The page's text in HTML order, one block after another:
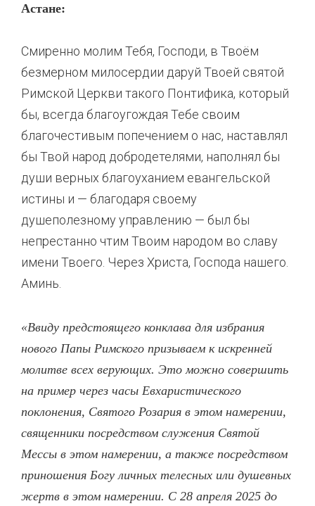
Астане:
Смиренно молим Тебя, Господи, в Твоём
безмерном милосердии даруй Твоей святой
Римской Церкви такого Понтифика, который
бы, всегда благоугождая Тебе своим
благочестивым попечением о нас, наставлял
бы Твой народ добродетелями, наполнял бы
души верных благоуханием евангельской
истины и — благодаря своему
душеполезному управлению — был бы
непрестанно чтим Твоим народом во славу
имени Твоего. Через Христа, Господа нашего.
Аминь.
«Ввиду предстоящего конклава для избрания
нового Папы Римского призываем к искренней
молитве всех верующих. Это можно совершить
на пример через часы Евхаристического
поклонения, Святого Розария в этом намерении,
священники посредством служения Святой
Мессы в этом намерении, а также посредством
приношения Богу личных телесных или душевных
жертв в этом намерении. С 28 апреля 2025 до